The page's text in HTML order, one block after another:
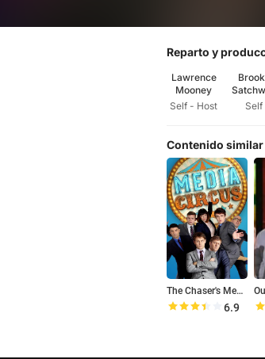
Reparto y
Lawrence
Mooney
Self - Host
Self
Contenido similar
The Chaser's Media Circus
6.9